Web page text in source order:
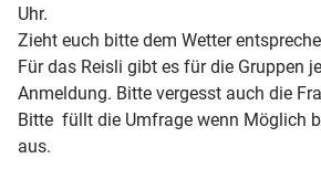
Uhr.
Zieht euch bitte dem Wetter
Für das Reisli gibt es für die Gruppen
Anmeldung. Bitte vergesst auch die
Bitte füllt die Umfrage wenn Möglich
aus.